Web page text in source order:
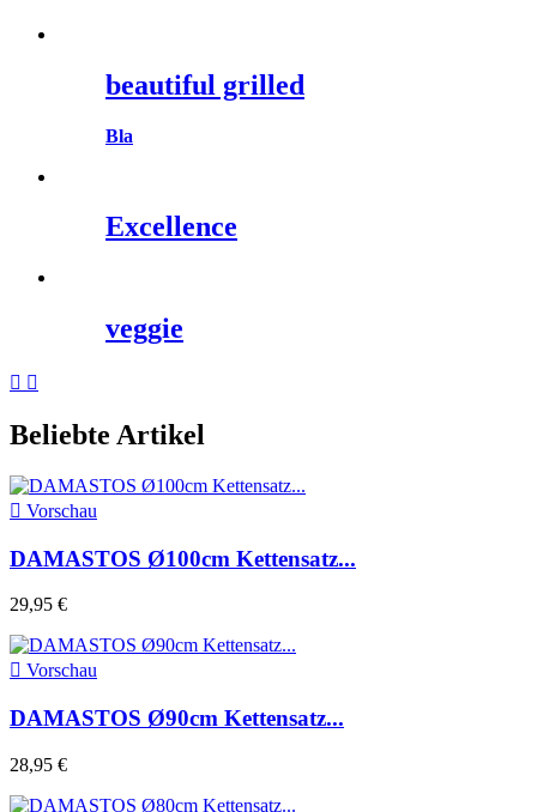
beautiful grilled
Bla
Excellence
veggie
 
Beliebte Artikel
 Vorschau
DAMASTOS Ø100cm Kettensatz...
29,95 €
 Vorschau
DAMASTOS Ø90cm Kettensatz...
28,95 €